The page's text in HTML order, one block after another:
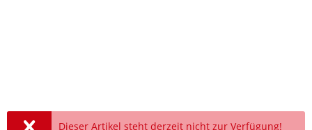
Dieser Artikel steht derzeit nicht zur Verfügung!